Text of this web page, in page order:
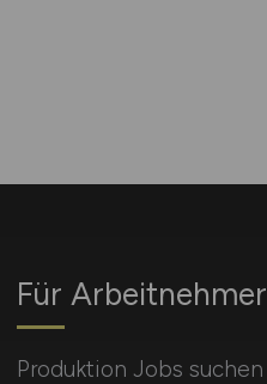
Für Arbeitnehmer
Produktion Jobs suchen